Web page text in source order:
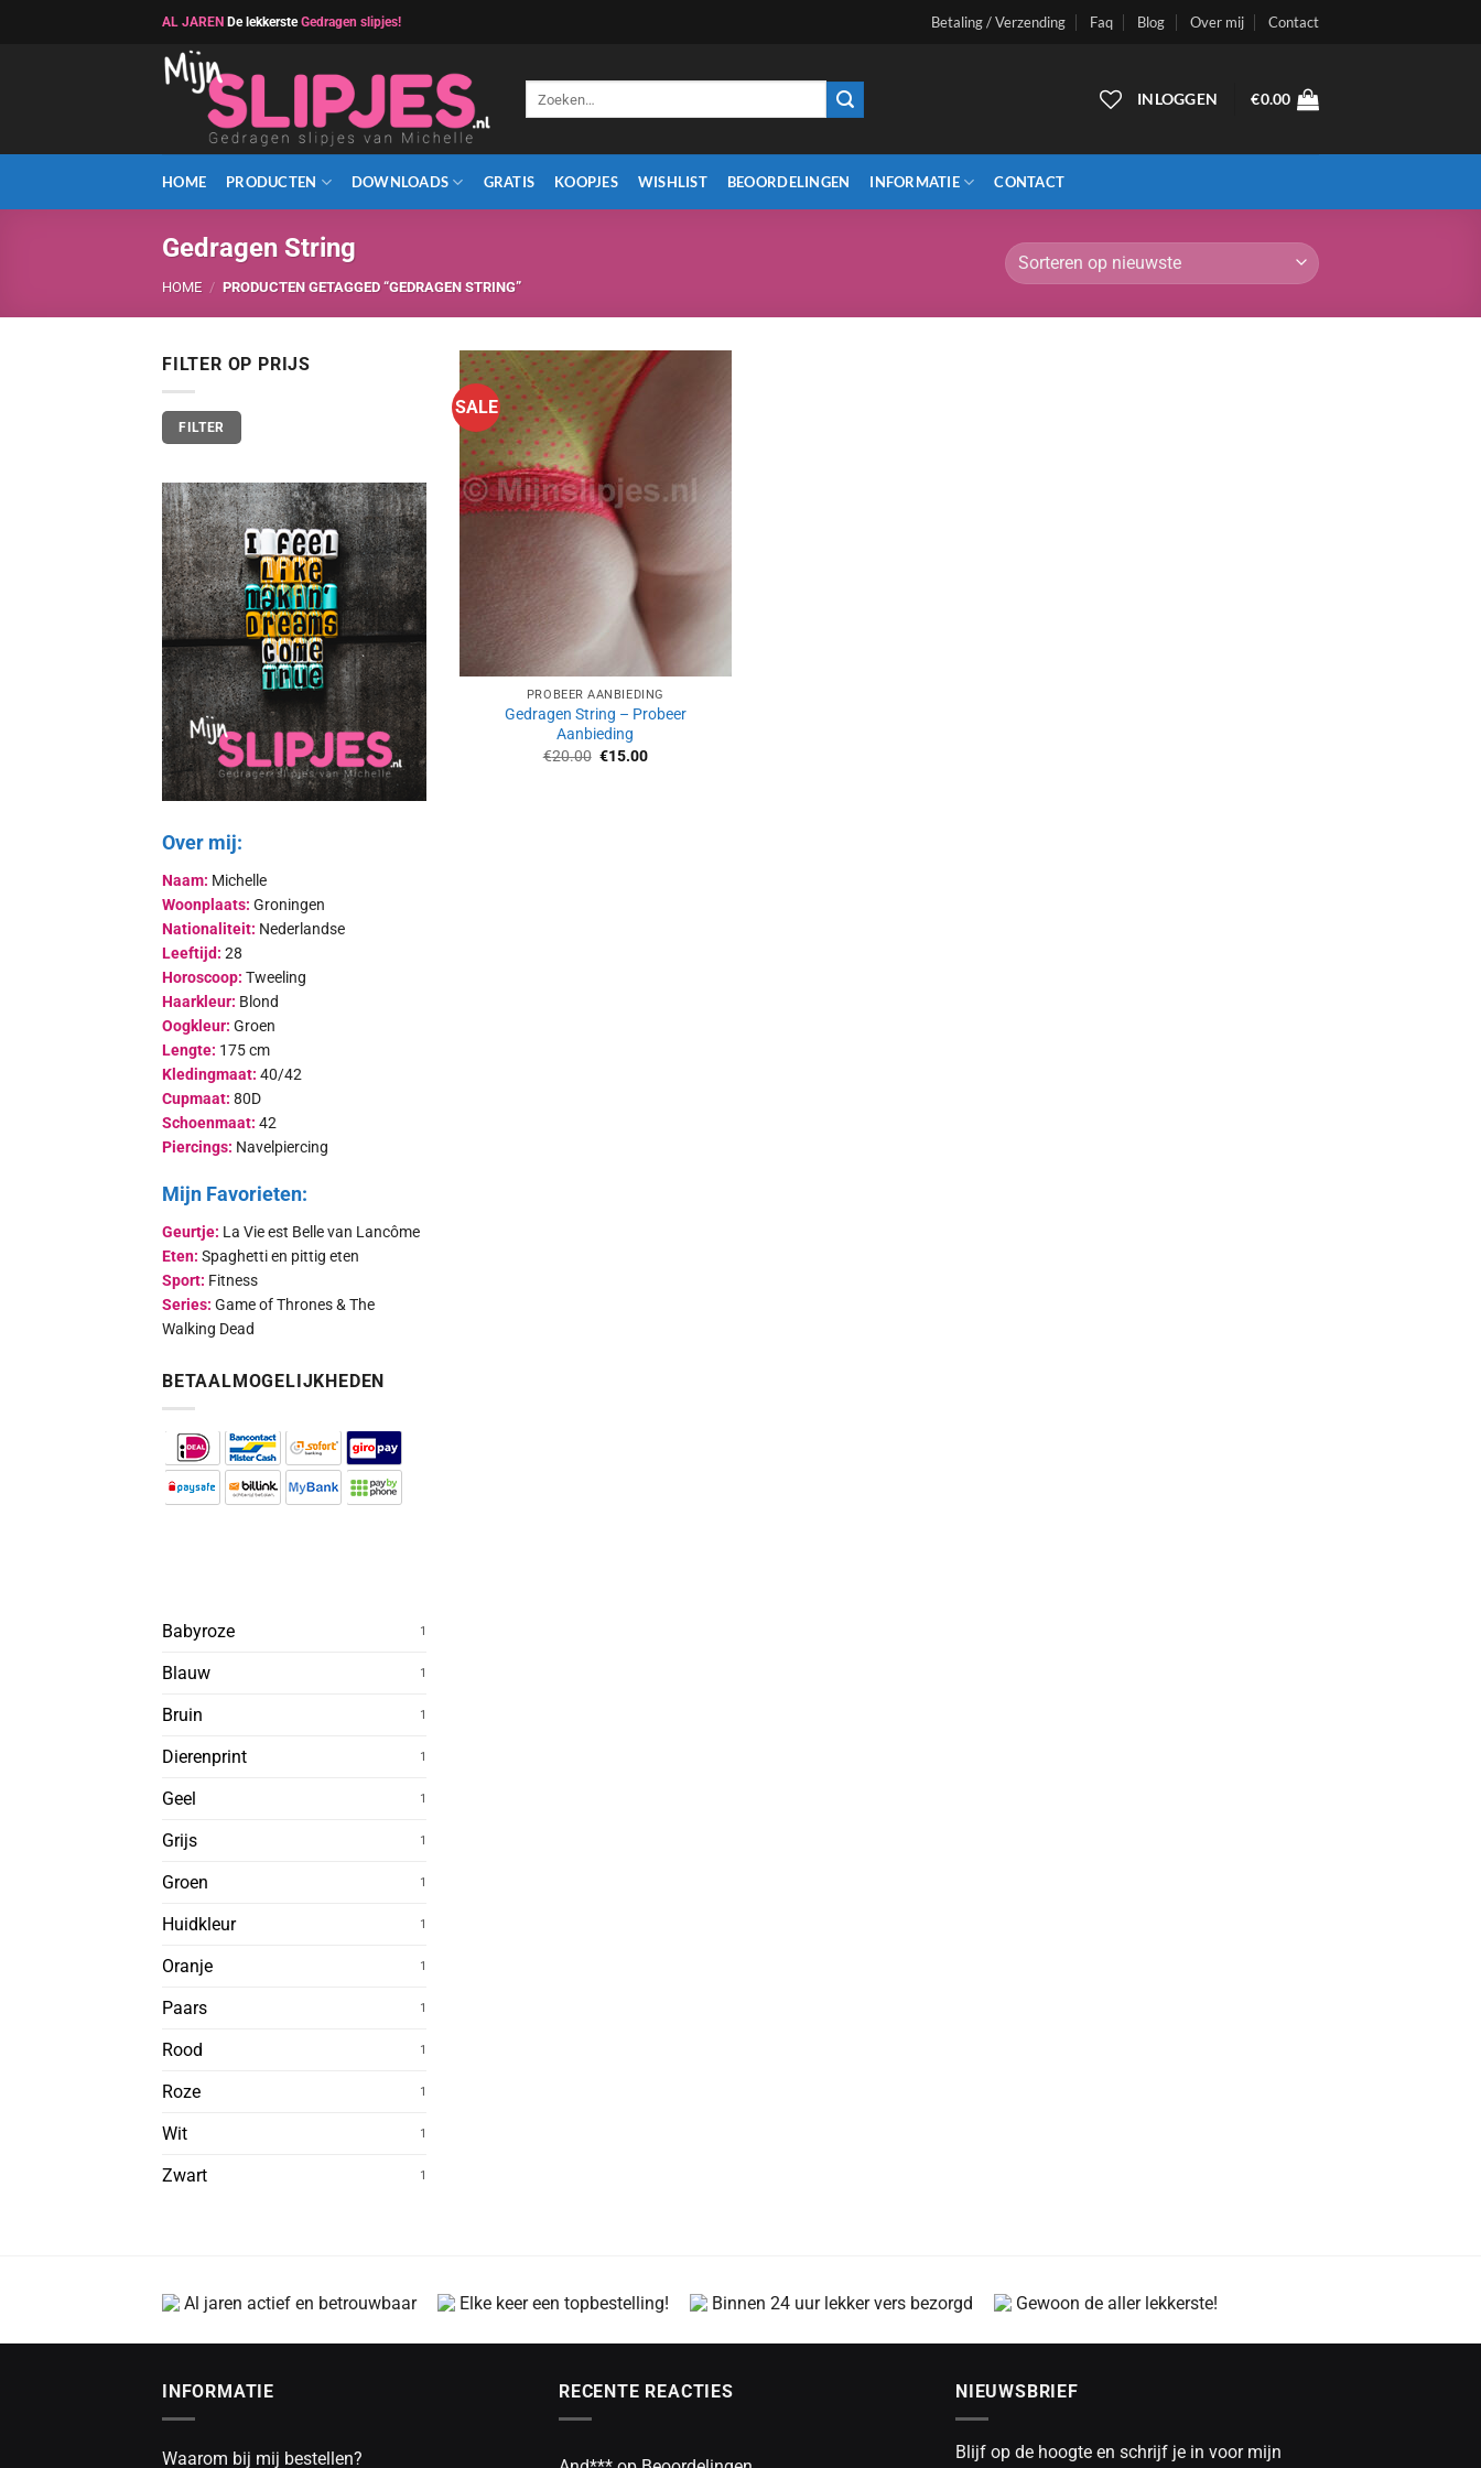
AL JAREN De lekkersteGedragen slipjes! Betaling / Verzending Faq Blog Over mij Contact
INLOGGEN €0.00
HOME PRODUCTEN DOWNLOADS GRATIS KOOPJES WISHLIST BEOORDELINGEN INFORMATIE CONTACT
Gedragen String
HOME / PRODUCTEN GETAGGED “GEDRAGEN STRING”
FILTER OP PRIJS
Min.
prijs
Max.
prijsFILTER
Over mij:
Naam: Michelle
Woonplaats: Groningen
Nationaliteit: Nederlandse
Leeftijd: 28
Horoscoop: Tweeling
Haarkleur: Blond
Oogkleur: Groen
Lengte: 175 cm
Kledingmaat: 40/42
Cupmaat: 80D
Schoenmaat: 42
Piercings: Navelpiercing
Mijn Favorieten:
Geurtje: La Vie est Belle van Lancôme
Eten: Spaghetti en pittig eten
Sport: Fitness
Series: Game of Thrones & The
Walking Dead
BETAALMOGELIJKHEDEN
Babyroze 1
Blauw 1
Bruin 1
Dierenprint 1
Geel 1
Grijs 1
Groen 1
Huidkleur 1
Oranje 1
Paars 1
Rood 1
Roze 1
Wit 1
Zwart 1
SALE
PROBEER AANBIEDING
Gedragen String – Probeer
Aanbieding
€20.00 Oorspronkelijke
€15.00Huidige
Al jaren actief en betrouwbaar Elke keer een topbestelling! Binnen 24 uur lekker vers bezorgd Gewoon de aller lekkerste!
INFORMATIE
Waarom bij mij bestellen?
RECENTE REACTIES NIEUWSBRIEF
Blijf op de hoogte en schrijf je in voor mijn